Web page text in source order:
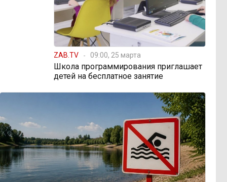
ZAB.TV 09:00, 25 марта
Школа программирования приглашает
детей на бесплатное занятие